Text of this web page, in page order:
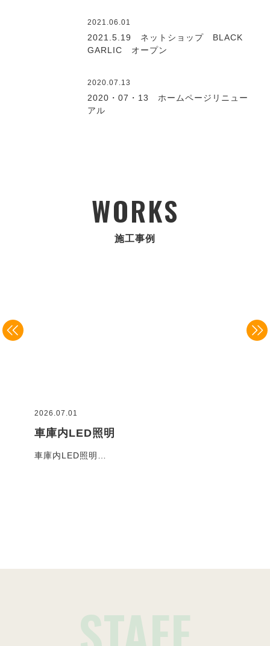
2021.06.01
2021.5.19 ネットショップ BLACK
GARLIC オープン
2020.07.13
2020・07・13 ホームページリニュー
アル
WORKS
施工事例
2026.07.01
車庫内LED照明
車庫内LED照明…